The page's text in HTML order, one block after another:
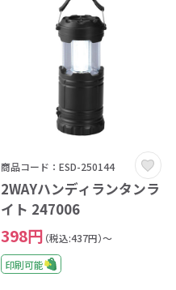
商品コード：ESD-250144
2WAYハンディランタンラ
イト 247006
398円 （税込:437円）～
印刷可能